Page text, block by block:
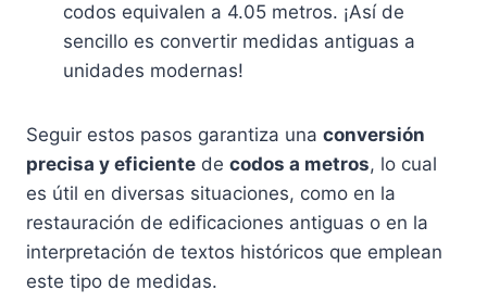
codos equivalen a 4.05 metros. ¡Así de
sencillo es convertir medidas antiguas a
unidades modernas!
Seguir estos pasos garantiza una conversión
precisa y eficiente de codos a metros, lo cual
es útil en diversas situaciones, como en la
restauración de edificaciones antiguas o en la
interpretación de textos históricos que emplean
este tipo de medidas.